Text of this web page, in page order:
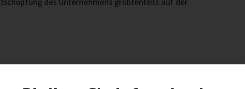
des Unternehmens größtenteils auf der